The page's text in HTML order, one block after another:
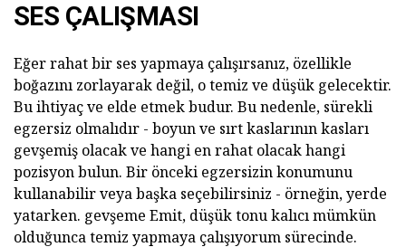
SES ÇALIŞMASI
Eğer rahat bir ses yapmaya çalışırsanız, özellikle
boğazını zorlayarak değil, o temiz ve düşük gelecektir.
Bu ihtiyaç ve elde etmek budur. Bu nedenle, sürekli
egzersiz olmalıdır - boyun ve sırt kaslarının kasları
gevşemiş olacak ve hangi en rahat olacak hangi
pozisyon bulun. Bir önceki egzersizin konumunu
kullanabilir veya başka seçebilirsiniz - örneğin, yerde
yatarken. gevşeme Emit, düşük tonu kalıcı mümkün
olduğunca temiz yapmaya çalışıyorum sürecinde.